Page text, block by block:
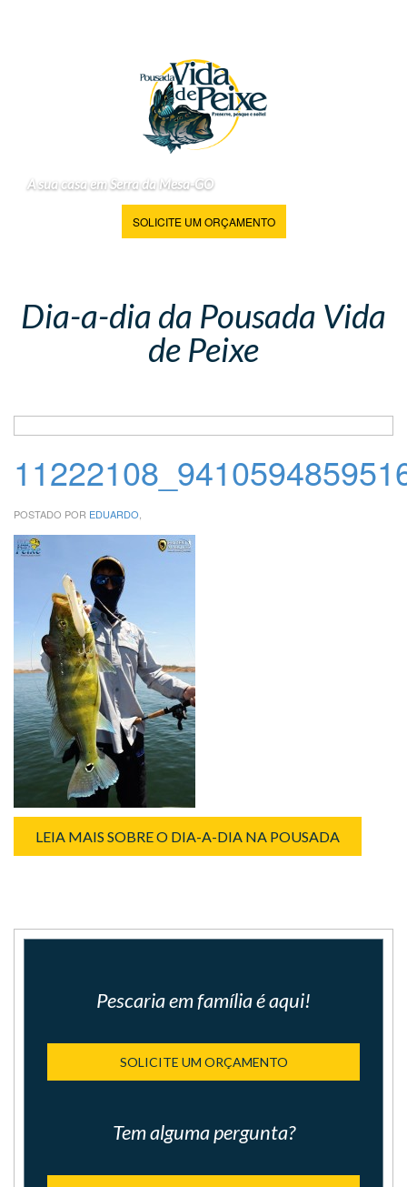
A sua casa em Serra da Mesa-GO
SOLICITE UM ORÇAMENTO
Dia-a-dia da Pousada Vida
de Peixe
POSTADO POR EDUARDO,
LEIA MAIS SOBRE O DIA-A-DIA NA POUSADA
Pescaria em família é aqui!
SOLICITE UM ORÇAMENTO
Tem alguma pergunta?